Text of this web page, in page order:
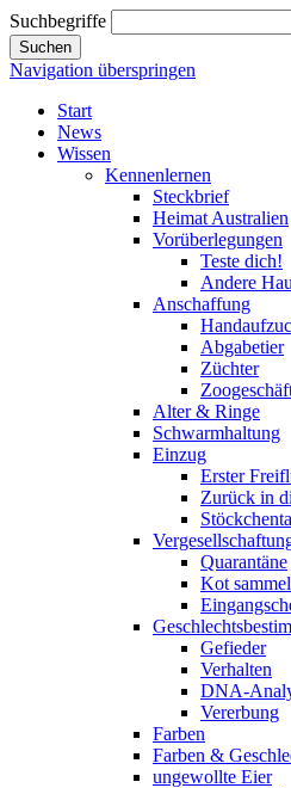
Suchbegriffe
Suchen
Navigation überspringen
Start
News
Wissen
Kennenlernen
Steckbrief
Heimat Australien
Vorüberlegungen
Teste dich!
Andere
Anschaffung
Abgabetier
Züchter
Alter & Ringe
Schwarmhaltung
Einzug
Erster
Zurück in
Quarantäne
Kot
Gefieder
Verhalten
DNA-
Vererbung
Farben
Farben &
ungewollte Eier